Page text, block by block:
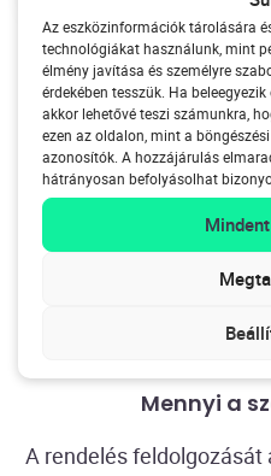
Az eszközinformációk tárolására
technológiákat használunk, mint
élmény javítása és személyre
érdekében tesszük. Ha
akkor lehetővé teszi számunkra,
ezen az oldalon, mint a
azonosítók. A hozzájárulás
hátrányosan befolyásolhat
Gyakran
Meddig tart a
A HomeWizard
december 1-jéig tart
rendeléseknél
Mennyi a
A rendelés feldolgozását